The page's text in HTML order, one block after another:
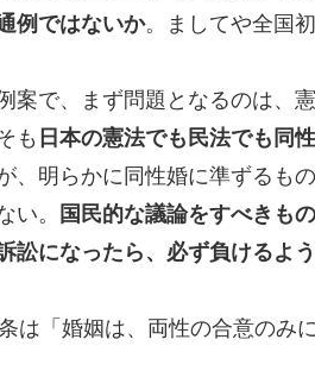
例ではないか。ましてや全国
案で、まず問題となるのは、
も 日本の憲法でも民法でも同
、明らかに同性婚に準ずるも
い。
国民的な議論をすべきもの
訟になったら、必ず負けるよ
は「婚姻は、両性の合意のみ